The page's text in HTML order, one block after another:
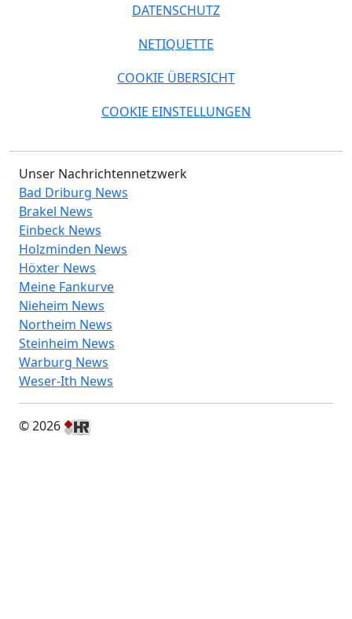
DATENSCHUTZ
NETIQUETTE
COOKIE ÜBERSICHT
COOKIE EINSTELLUNGEN
Unser Nachrichtennetzwerk
Bad Driburg News
Brakel News
Einbeck News
Holzminden News
Höxter News
Meine Fankurve
Nieheim News
Northeim News
Steinheim News
Warburg News
Weser-Ith News
© 2026